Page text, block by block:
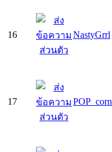
16 NastyGrrl
17 POP_corn